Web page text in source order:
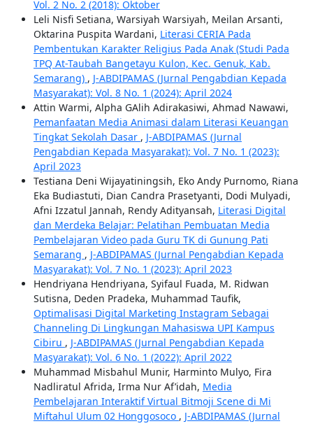
Vol. 2 No. 2 (2018): Oktober
Leli Nisfi Setiana, Warsiyah Warsiyah, Meilan Arsanti,
Oktarina Puspita Wardani, Literasi CERIA Pada
Pembentukan Karakter Religius Pada Anak (Studi Pada
TPQ At-Taubah Bangetayu Kulon, Kec. Genuk, Kab.
Semarang) , J-ABDIPAMAS (Jurnal Pengabdian Kepada
Masyarakat): Vol. 8 No. 1 (2024): April 2024
Attin Warmi, Alpha GAlih Adirakasiwi, Ahmad Nawawi,
Pemanfaatan Media Animasi dalam Literasi Keuangan
Tingkat Sekolah Dasar , J-ABDIPAMAS (Jurnal
Pengabdian Kepada Masyarakat): Vol. 7 No. 1 (2023):
April 2023
Testiana Deni Wijayatiningsih, Eko Andy Purnomo, Riana
Eka Budiastuti, Dian Candra Prasetyanti, Dodi Mulyadi,
Afni Izzatul Jannah, Rendy Adityansah, Literasi Digital
dan Merdeka Belajar: Pelatihan Pembuatan Media
Pembelajaran Video pada Guru TK di Gunung Pati
Semarang , J-ABDIPAMAS (Jurnal Pengabdian Kepada
Masyarakat): Vol. 7 No. 1 (2023): April 2023
Hendriyana Hendriyana, Syifaul Fuada, M. Ridwan
Sutisna, Deden Pradeka, Muhammad Taufik,
Optimalisasi Digital Marketing Instagram Sebagai
Channeling Di Lingkungan Mahasiswa UPI Kampus
Cibiru , J-ABDIPAMAS (Jurnal Pengabdian Kepada
Masyarakat): Vol. 6 No. 1 (2022): April 2022
Muhammad Misbahul Munir, Harminto Mulyo, Fira
Nadliratul Afrida, Irma Nur Af’idah, Media
Pembelajaran Interaktif Virtual Bitmoji Scene di Mi
Miftahul Ulum 02 Honggosoco , J-ABDIPAMAS (Jurnal